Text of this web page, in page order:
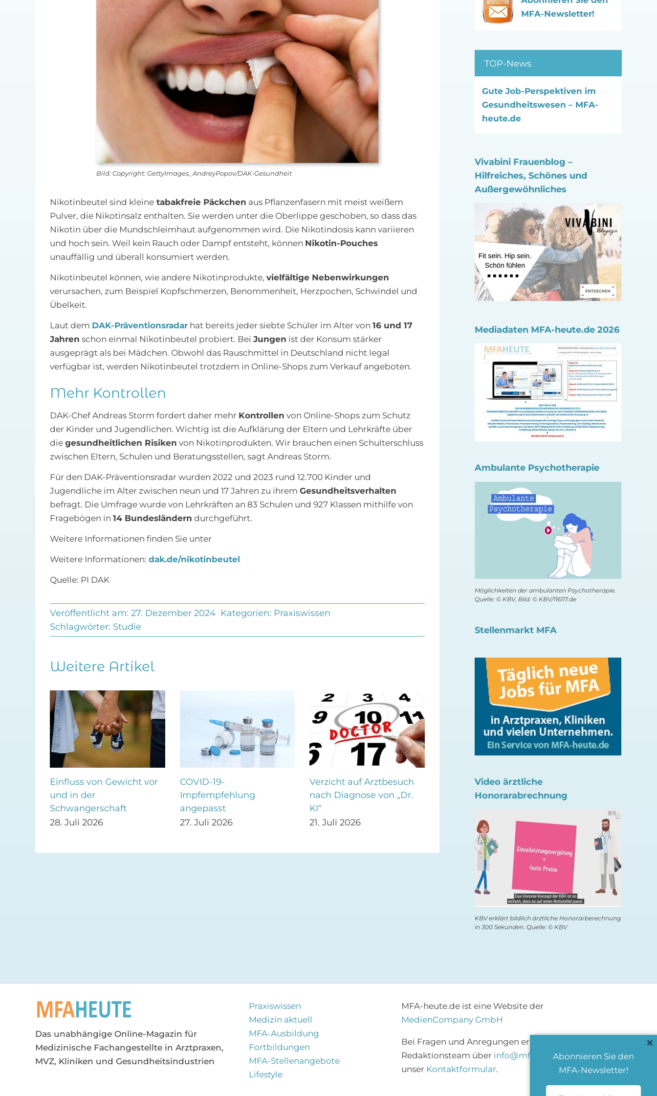
Bild: Copyright: GettyImages_AndreyPopov/DAK-Gesundheit
Nikotinbeutel sind kleinetabakfreie Päckchen aus Pflanzenfasern mit meist weißem
Pulver, die Nikotinsalz enthalten. Sie werden unter die Oberlippe geschoben, so dass das
Nikotin über die Mundschleimhaut aufgenommen wird. Die Nikotindosis kann variieren
und hoch sein. Weil kein Rauch oder Dampf entsteht, können Nikotin-Pouches
unauffällig und überall konsumiert werden.
Nikotinbeutel können, wie andere Nikotinprodukte, vielfältige Nebenwirkungen
verursachen, zum Beispiel Kopfschmerzen, Benommenheit, Herzpochen, Schwindel und
Übelkeit.
Laut dem DAK-Präventionsradarhat bereits jeder siebte Schüler im Alter von 16 und 17
Jahren schon einmal Nikotinbeutel probiert. Bei Jungen ist der Konsum stärker
ausgeprägt als bei Mädchen. Obwohl das Rauschmittel in Deutschland nicht legal
verfügbar ist, werden Nikotinbeutel trotzdem in Online-Shops zum Verkauf angeboten.
Mehr Kontrollen
DAK-Chef Andreas Storm fordert daher mehr Kontrollen von Online-Shops zum Schutz
der Kinder und Jugendlichen. Wichtig ist die Aufklärung der Eltern und Lehrkräfte über
die gesundheitlichen Risiken von Nikotinprodukten. Wir brauchen einen Schulterschluss
zwischen Eltern, Schulen und Beratungsstellen, sagt Andreas Storm.
Für den DAK-Präventionsradar wurden 2022 und 2023 rund 12.700 Kinder und
Jugendliche im Alter zwischen neun und 17 Jahren zu ihrem Gesundheitsverhalten
befragt. Die Umfrage wurde von Lehrkräften an 83 Schulen und 927 Klassen mithilfe von
Fragebögen in 14 Bundesländern durchgeführt.
Weitere Informationen finden Sie unter
Weitere Informationen: dak.de/nikotinbeutel
Quelle: PI DAK
Veröffentlicht am: 27. Dezember 2024 Kategorien: Praxiswissen
Schlagwörter: Studie
Weitere Artikel
Einfluss von Gewicht vor
und in der
Schwangerschaft
28. Juli 2026
COVID-19-
Impfempfehlung
angepasst
27. Juli 2026
Verzicht auf Arztbesuch
nach Diagnose von „Dr.
KI“
21. Juli 2026
Unbekannt? Hepatitis B-
Infektionen
Psychotherapie-
1. August 2026
MFA-Newsletter!
TOP-News
Gute Job-Perspektiven im
Gesundheitswesen – MFA-
heute.de
Vivabini Frauenblog –
Hilfreiches, Schönes und
Außergewöhnliches
Mediadaten MFA-heute.de 2026
Ambulante Psychotherapie
Möglichkeiten der ambulanten Psychotherapie.
Quelle: © KBV, Bild: © KBV/116117.de
Stellenmarkt MFA
Video ärztliche
Honorarabrechnung
KBV erklärt bildlich ärztliche Honorarberechnung
in 300 Sekunden. Quelle: © KBV
Das unabhängige Online-Magazin für
Medizinische Fachangestellte in Arztpraxen,
MVZ, Kliniken und Gesundheitsindustrien
Praxiswissen
Medizin aktuell
MFA-Ausbildung
Fortbildungen
MFA-Stellenangebote
Lifestyle
MFA-heute.de ist eine Website der
MedienCompany GmbH
Bei Fragen und Anregungen erreichen Sie das
Redaktionsteam über info@mfa-heute.debzw.
unser Kontaktformular.
Abonnieren Sie den
MFA-Newsletter!
×